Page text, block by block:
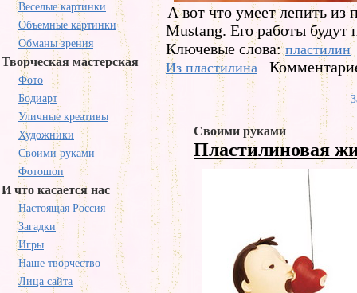
Веселые картинки
Объемные картинки
Обманы зрения
Творческая мастерская
Фото
Бодиарт
Уличные креативы
Художники
Своими руками
Фотошоп
И что касается нас
Настоящая Россия
Загадки
Игры
Наше творчество
Лица сайта
А вот что умеет лепить
Mustang. Его работы
Ключевые слова:пластилин
Из пластилина
Своими руками
Пластилиновая